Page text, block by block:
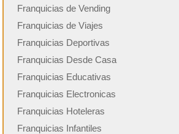
Franquicias de Vending
Franquicias de Viajes
Franquicias Deportivas
Franquicias Desde Casa
Franquicias Educativas
Franquicias Electronicas
Franquicias Hoteleras
Franquicias Infantiles